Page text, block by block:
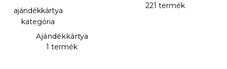
Ajándékkártya
1 termék
221 termék